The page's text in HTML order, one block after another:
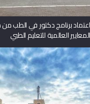
برنامج دكتور في الطب من
العالمية للتعليم الطبي